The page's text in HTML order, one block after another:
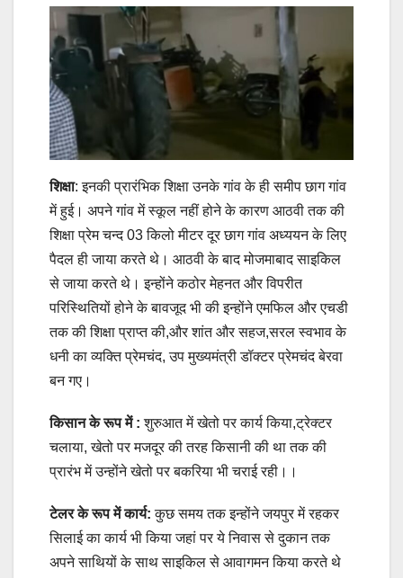
शिक्षा: इनकी प्रारंभिक शिक्षा उनके गांव के ही समीप छाग गांव
में हुई। अपने गांव में स्कूल नहीं होने के कारण आठवी तक की
शिक्षा प्रेम चन्द 03 किलो मीटर दूर छाग गांव अध्ययन के लिए
पैदल ही जाया करते थे। आठवी के बाद मोजमाबाद साइकिल
से जाया करते थे। इन्होंने कठोर मेहनत और विपरीत
परिस्थितियों होने के बावजूद भी की इन्होंने एमफिल और एचडी
तक की शिक्षा प्राप्त की,और शांत और सहज,सरल स्वभाव के
धनी का व्यक्ति प्रेमचंद, उप मुख्यमंत्री डॉक्टर प्रेमचंद बेरवा
बन गए।
किसान के रूप में :शुरुआत में खेतो पर कार्य किया,ट्रेक्टर
चलाया, खेतो पर मजदूर की तरह किसानी की था तक की
प्रारंभ में उन्होंने खेतो पर बकरिया भी चराई रही।।
टेलर के रूप में कार्य:कुछ समय तक इन्होंने जयपुर में रहकर
सिलाई का कार्य भी किया जहां पर ये निवास से दुकान तक
अपने साथियों के साथ साइकिल से आवागमन किया करते थे